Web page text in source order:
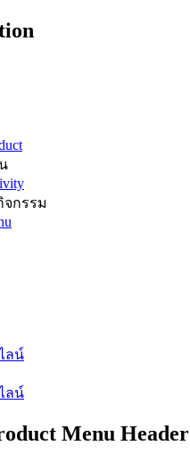
จกรรม
ลน์
ลน์
Menu Header